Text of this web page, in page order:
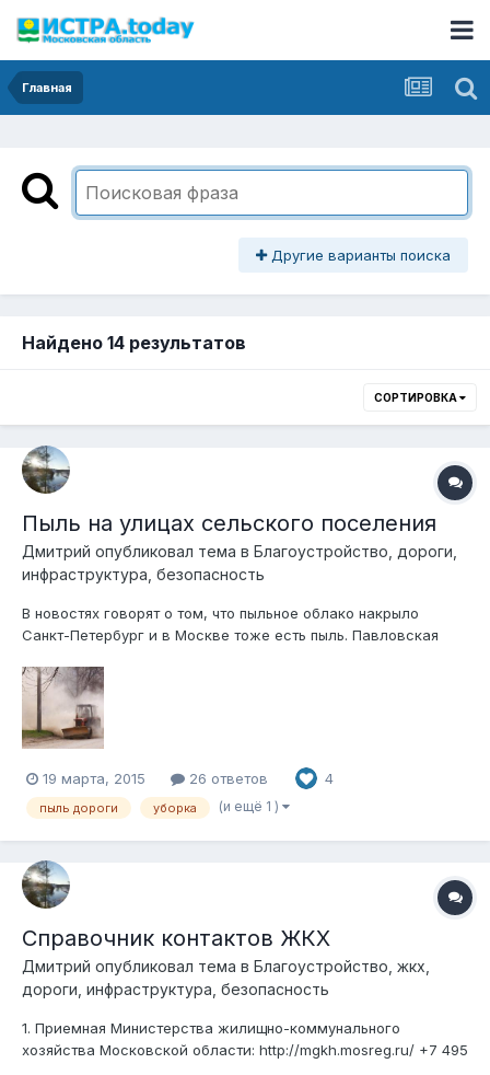
Главная
Другие варианты поиска
Найдено 14 результатов
СОРТИРОВКА
Пыль на улицах сельского поселения
Дмитрий опубликовал тема в Благоустройство, дороги,
инфраструктура, безопасность
В новостях говорят о том, что пыльное облако накрыло
Санкт-Петербург и в Москве тоже есть пыль. Павловская
час пик, в поселении стоит пыльный туман. Песок, соль,
реагенты, оставшиеся на дорогах после зимы, ветер и
колеса автомобилей подн...
19 марта, 2015 26 ответов 4
пыль дороги уборка (и ещё 1 )
Справочник контактов ЖКХ
Дмитрий опубликовал тема в Благоустройство, жкх,
дороги, инфраструктура, безопасность
1. Приемная Министерства жилищно-коммунального
хозяйства Московской области: http://mgkh.mosreg.ru/ +7 495